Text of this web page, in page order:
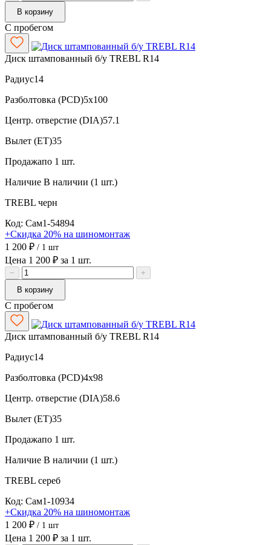
В корзину
С пробегом
Диск штампованный б/у TREBL R14
Радиус14
Разболтовка (PCD)5x100
Центр. отверстие (DIA)57.1
Вылет (ET)35
Продажапо 1 шт.
Наличие В наличии (1 шт.)
TREBL черн
Код: Сам1-54894
+Скидка 20% на шиномонтаж
1 200 ₽ / 1 шт
Цена 1 200 ₽ за 1 шт.
−
+
В корзину
С пробегом
Диск штампованный б/у TREBL R14
Радиус14
Разболтовка (PCD)4x98
Центр. отверстие (DIA)58.6
Вылет (ET)35
Продажапо 1 шт.
Наличие В наличии (1 шт.)
TREBL сереб
Код: Сам1-10934
+Скидка 20% на шиномонтаж
1 200 ₽ / 1 шт
Цена 1 200 ₽ за 1 шт.